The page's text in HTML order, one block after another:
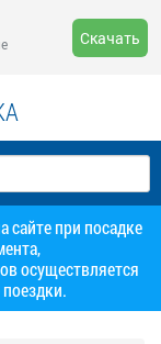
Скачать
сайте при посадке
осуществляется